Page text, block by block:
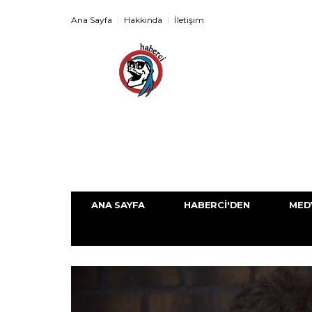
Ana Sayfa Hakkında İletişim
ANA SAYFA HABERCI'DEN